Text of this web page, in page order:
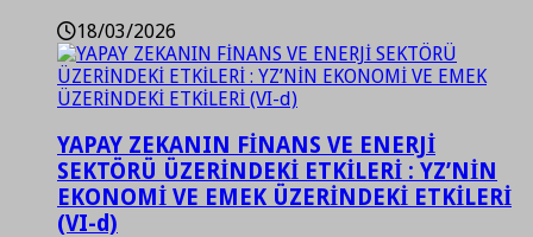
18/03/2026
YAPAY ZEKANIN FİNANS VE ENERJİ
SEKTÖRÜ ÜZERİNDEKİ ETKİLERİ : YZ’NİN
EKONOMİ VE EMEK ÜZERİNDEKİ ETKİLERİ
(VI-d)